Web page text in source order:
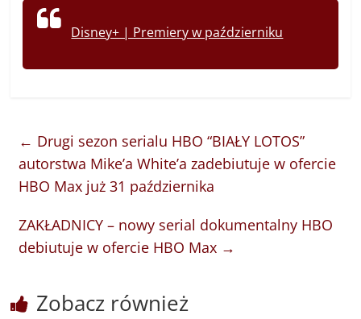
Disney+ | Premiery w październiku
← Drugi sezon serialu HBO “BIAŁY LOTOS”
autorstwa Mike’a White’a zadebiutuje w ofercie
HBO Max już 31 października
ZAKŁADNICY – nowy serial dokumentalny HBO
debiutuje w ofercie HBO Max →
Zobacz również